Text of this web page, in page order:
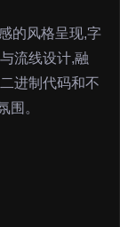
的风格呈现,字
流线设计,融
进制代码和不
围。